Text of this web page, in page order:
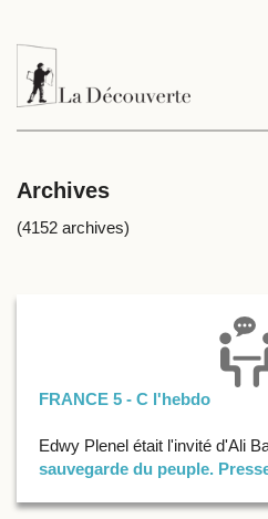
Archives
(4152 archives)
FRANCE 5 - C l'hebdo
Edwy Plenel était l'invité d'Ali
sauvegarde du peuple.